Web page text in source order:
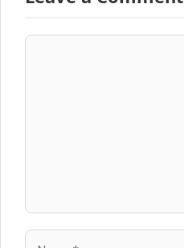
Comment
Name